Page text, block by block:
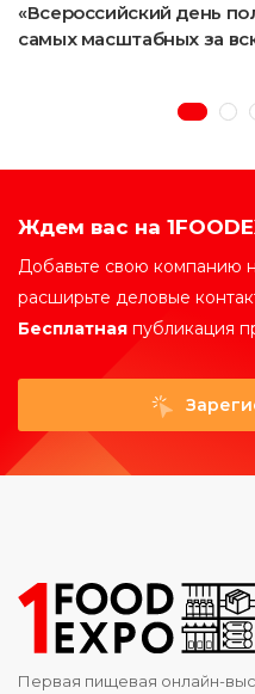
«Всероссийский день
самых масштабных за
Ждем вас на
Добавьте свою компанию
расширьте деловые
Бесплатная публикация
Первая пищевая онлайн-